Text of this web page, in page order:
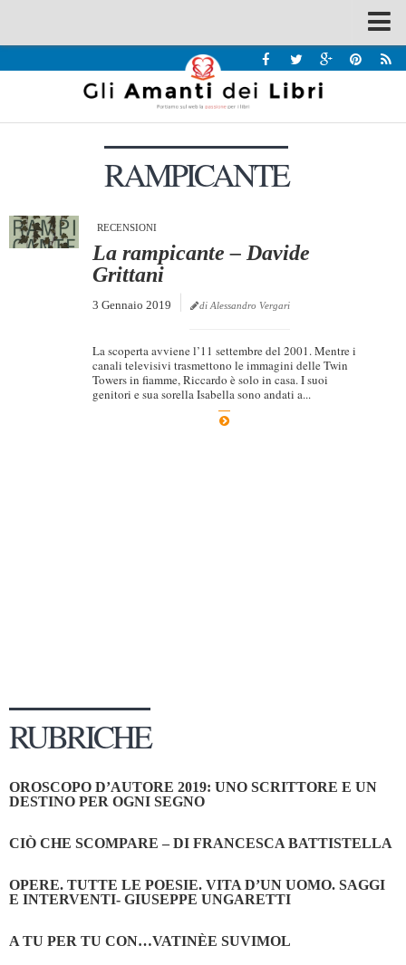
Recensioni
Interviste & Incontri
Chi siamo
Tabù Festival 2014
A Tutto Volume
Marketing
RAMPICANTE
RECENSIONI
La rampicante – Davide
Grittani
3 Gennaio 2019 di Alessandro Vergari
La scoperta avviene l’11 settembre del 2001. Mentre i
canali televisivi trasmettono le immagini delle Twin
Towers in fiamme, Riccardo è solo in casa. I suoi
genitori e sua sorella Isabella sono andati a...
RUBRICHE
OROSCOPO D’AUTORE 2019: UNO SCRITTORE E UN
DESTINO PER OGNI SEGNO
CIÒ CHE SCOMPARE – DI FRANCESCA BATTISTELLA
OPERE. TUTTE LE POESIE. VITA D’UN UOMO. SAGGI
E INTERVENTI- GIUSEPPE UNGARETTI
A TU PER TU CON…VATINÈE SUVIMOL